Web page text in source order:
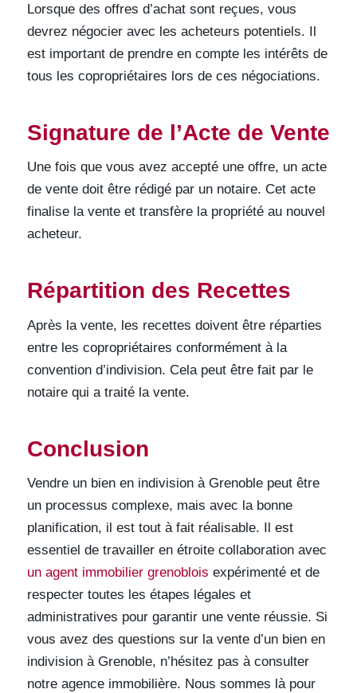
Lorsque des offres d’achat sont reçues, vous
devrez négocier avec les acheteurs potentiels. Il
est important de prendre en compte les intérêts de
tous les copropriétaires lors de ces négociations.
Signature de l’Acte de Vente
Une fois que vous avez accepté une offre, un acte
de vente doit être rédigé par un notaire. Cet acte
finalise la vente et transfère la propriété au nouvel
acheteur.
Répartition des Recettes
Après la vente, les recettes doivent être réparties
entre les copropriétaires conformément à la
convention d’indivision. Cela peut être fait par le
notaire qui a traité la vente.
Conclusion
Vendre un bien en indivision à Grenoble peut être
un processus complexe, mais avec la bonne
planification, il est tout à fait réalisable. Il est
essentiel de travailler en étroite collaboration avec
un agent immobilier grenoblois expérimenté et de
respecter toutes les étapes légales et
administratives pour garantir une vente réussie. Si
vous avez des questions sur la vente d’un bien en
indivision à Grenoble, n’hésitez pas à consulter
notre agence immobilière. Nous sommes là pour